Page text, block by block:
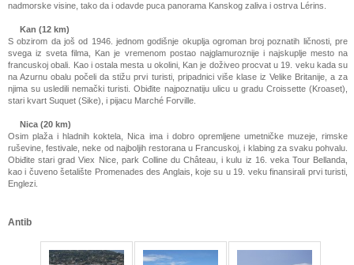
nadmorske visine, tako da i odavde puca panorama Kanskog zaliva i ostrva Lérins.
Kan (12 km)
S obzirom da još od 1946. jednom godišnje okuplja ogroman broj poznatih ličnosti, pre
svega iz sveta filma, Kan je vremenom postao najglamuroznije i najskuplje mesto na
francuskoj obali. Kao i ostala mesta u okolini, Kan je doživeo procvat u 19. veku kada su
na Azurnu obalu počeli da stižu prvi turisti, pripadnici više klase iz Velike Britanije, a za
njima su usledili nemački turisti. Obiđite najpoznatiju ulicu u gradu Croissette (Kroaset),
stari kvart Suquet (Sike), i pijacu Marché Forville.
Nica (20 km)
Osim plaža i hladnih koktela, Nica ima i dobro opremljene umetničke muzeje, rimske
ruševine, festivale, neke od najboljih restorana u Francuskoj, i klabing za svaku pohvalu.
Obiđite stari grad Viex Nice, park Colline du Château, i kulu iz 16. veka Tour Bellanda,
kao i čuveno šetalište Promenades des Anglais, koje su u 19. veku finansirali prvi turisti,
Englezi.
Antib